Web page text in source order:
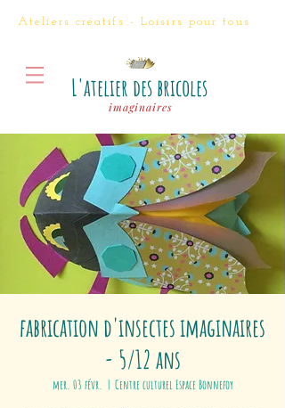
Ateliers créatifs - Loisirs pour tous
L'atelier des bricoles
imaginaires
fabrication d'insectes imaginaires
- 5/12 ans
mer. 03 févr.
  |
Centre culturel Espace Bonnefoy